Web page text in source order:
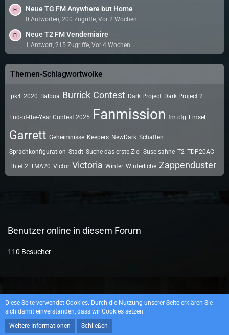
Neue TG FM Anywhere but Home
0 Antworten, 200 Zugriffe, Vor 2 Wochen
Neue T2 FM Vendemiaire
1 Antwort, 215 Zugriffe, Vor 4 Wochen
Themen-Schlagwortwolke
.pk4 2020 Balboa Burrick Contest Dark Project Dark Project 2
End-of-the-Year Contest 2025 Fanmission fm.cfg Fmsel
Garrett Geheimnisse Keepers NewDark Schatten
Sprachkonfiguration Stadt Suche das erste Ziel Suselsahne T2 TDP20AC
Thief 2 TMA20 Victor Victoria Winter Winterliche Zappenduster
Benutzer online in diesem Forum
110 Besucher
Diese Seite verwendet Cookies. Durch die Nutzung unserer Seite erklären Sie
sich damit einverstanden, dass wir Cookies setzen.
Weitere Informationen
Schließen